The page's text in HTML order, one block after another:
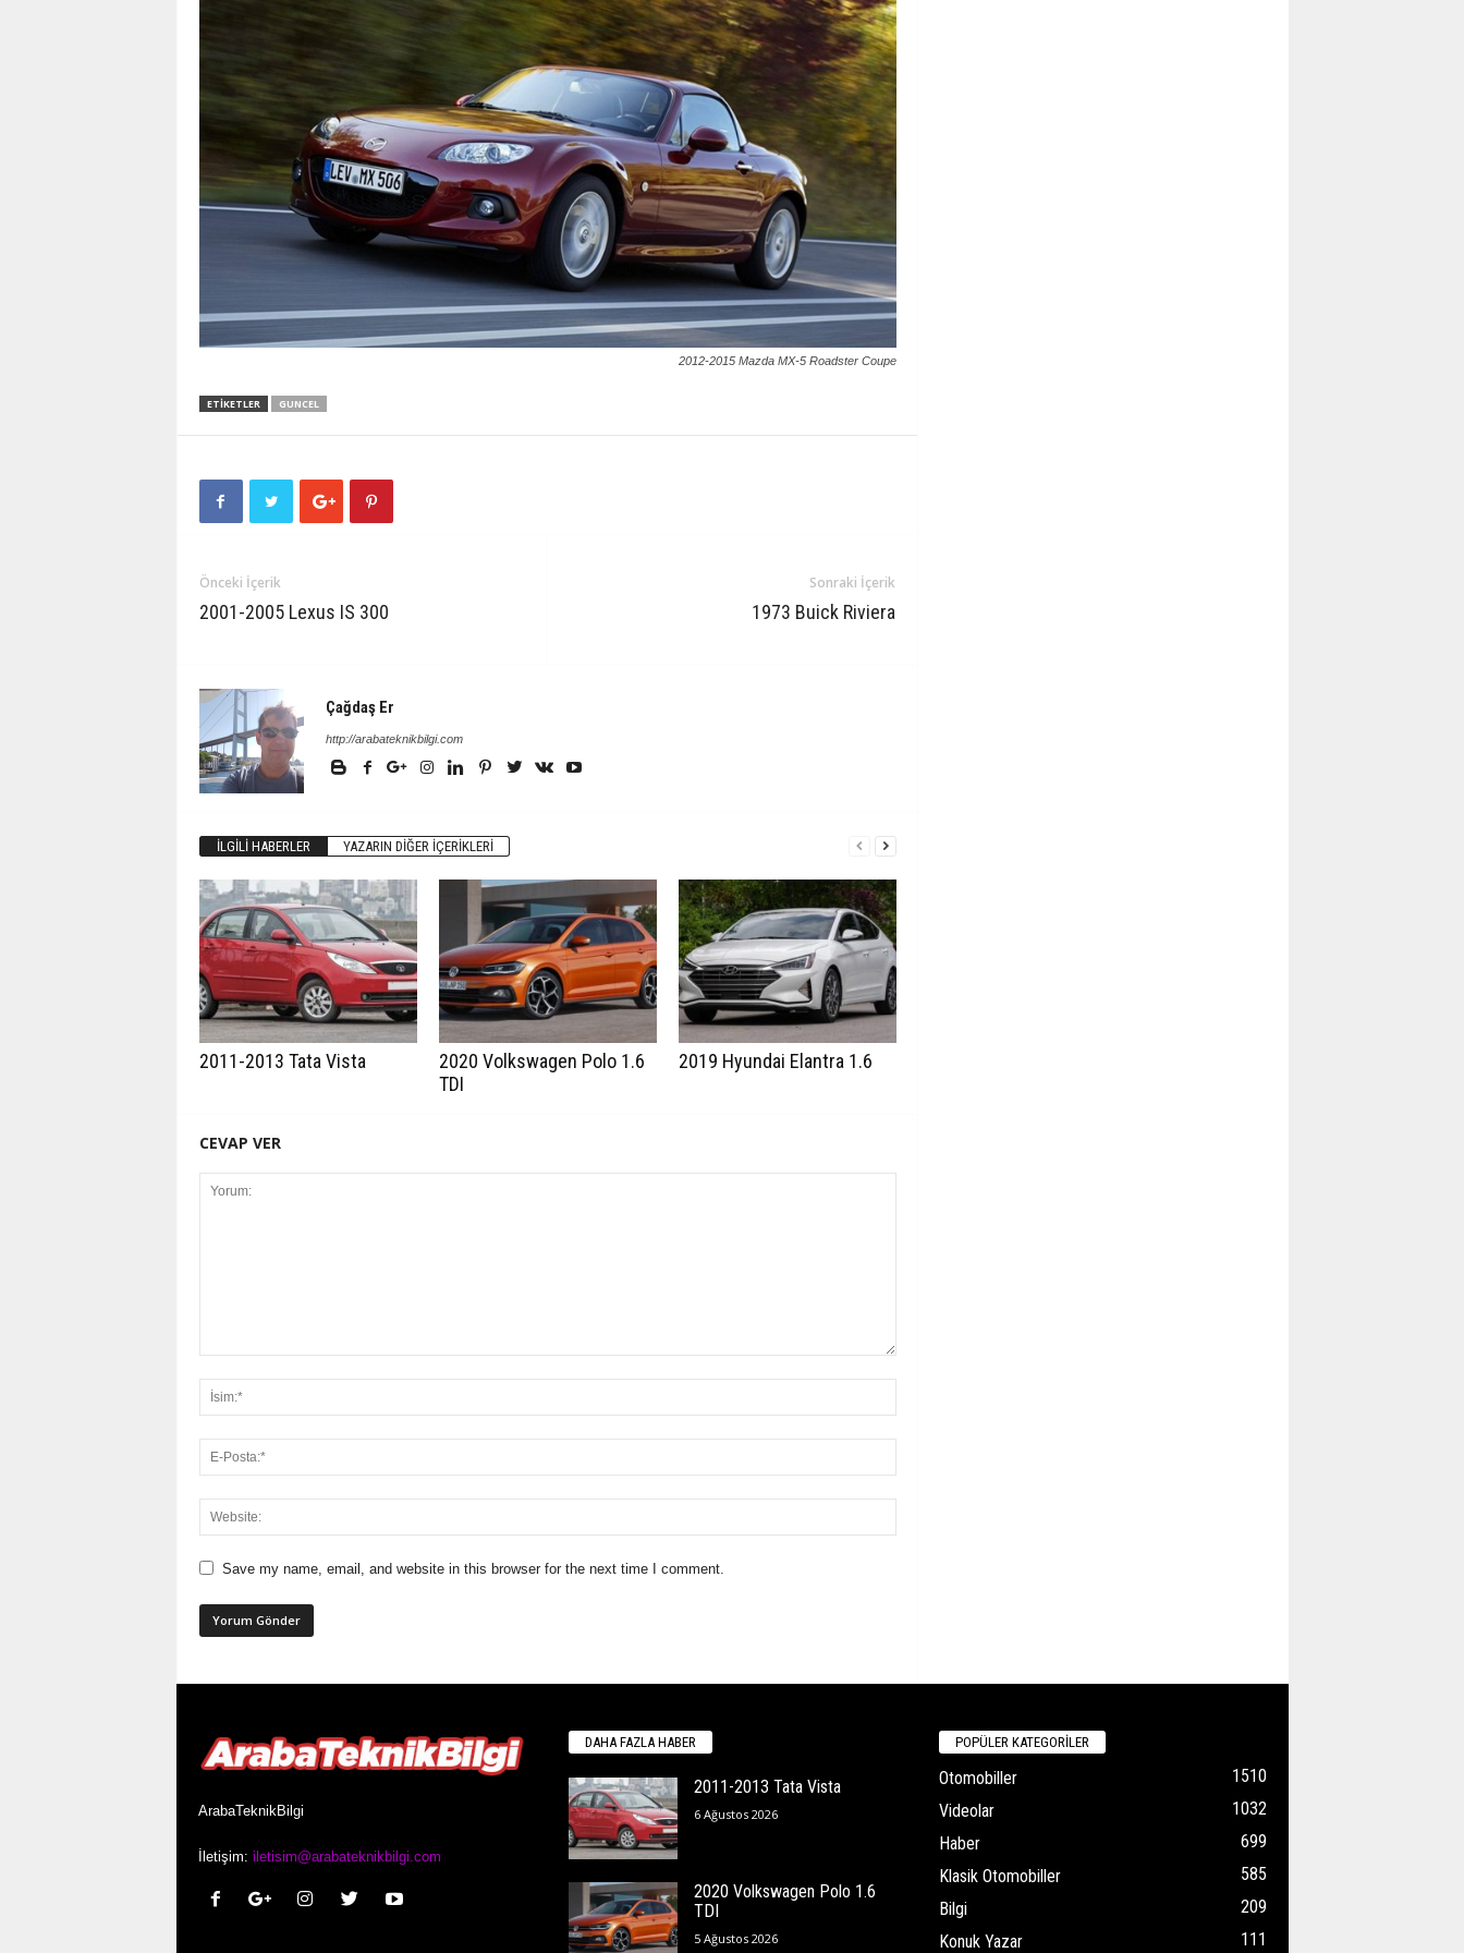
2012-2015 Mazda MX-5 Roadster Coupe
ETIKETLER GUNCEL
Önceki İçerik
2001-2005 Lexus IS 300
Sonraki İçerik
1973 Buick Riviera
Çağdaş Er
http://arabateknikbilgi.com
İLGILI HABERLER YAZARIN DIĞER İÇERIKLERI
2011-2013 Tata Vista
2020 Volkswagen Polo 1.6
TDI
2019 Hyundai Elantra 1.6
CEVAP VER
Save my name, email, and website in this browser for the next time I comment.
ArabaTeknikBilgi
İletişim: iletisim@arabateknikbilgi.com
DAHA FAZLA HABER
2011-2013 Tata Vista
6 Ağustos 2026
2020 Volkswagen Polo 1.6
TDI
5 Ağustos 2026
POPÜLER KATEGORİLER
Otomobiller
1510
Videolar
1032
Haber
699
Klasik Otomobiller
585
Bilgi
209
Konuk Yazar
111